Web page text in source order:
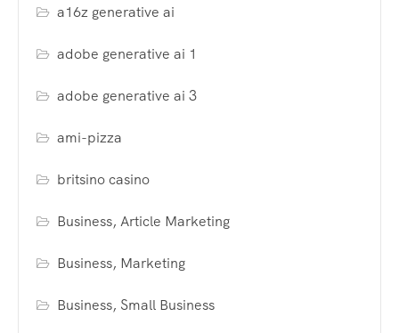
a16z generative ai
adobe generative ai 1
adobe generative ai 3
ami-pizza
britsino casino
Business, Article Marketing
Business, Marketing
Business, Small Business